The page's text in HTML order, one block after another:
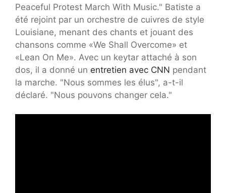
Peaceful Protest March With Music." Batiste a
été rejoint par un orchestre de cuivres de style
Louisiane, menant des chants et jouant des
chansons comme «We Shall Overcome» et
«Lean On Me». Avec un keytar attaché à son
dos, il a donné un entretien avec CNN pendant
la marche. "Nous sommes les élus", a-t-il
déclaré. "Nous pouvons changer cela."